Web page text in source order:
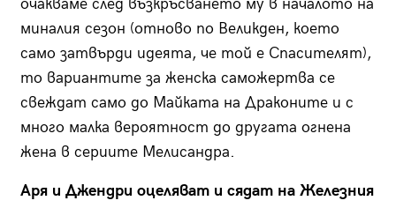
миналия сезон (отново по Великден, което
само затвърди идеята, че той е Спасителят),
то вариантите за женска саможертва се
свеждат само до Майката на Драконите и с
много малка вероятност до другата огнена
жена в сериите Мелисандра.
Аря и Джендри оцеляват и сядат на Железния